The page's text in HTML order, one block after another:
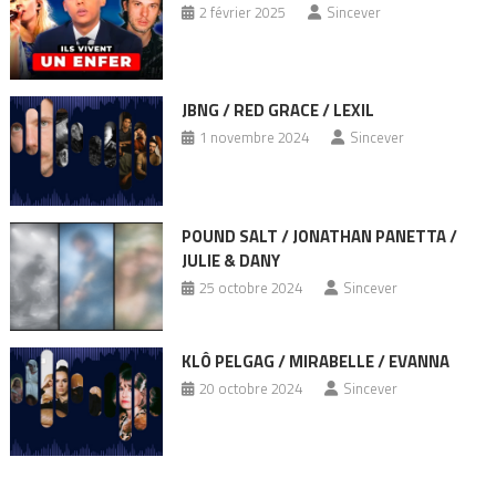
2 février 2025 Sincever
JBNG / RED GRACE / LEXIL
1 novembre 2024 Sincever
POUND SALT / JONATHAN PANETTA /
JULIE & DANY
25 octobre 2024 Sincever
KLÔ PELGAG / MIRABELLE / EVANNA
20 octobre 2024 Sincever